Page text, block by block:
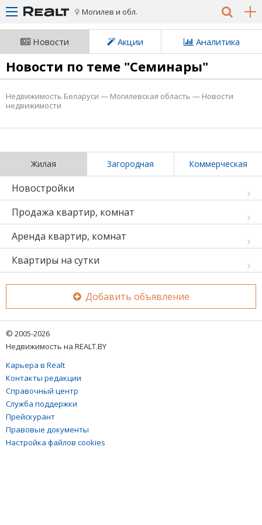
Могилев и обл.
Новости Акции Аналитика
Новости по теме "Семинары"
Недвижимость Беларуси — Могилевская область — Новости
недвижимости
Жилая Загородная Коммерческая
Новостройки
Продажа квартир, комнат
Аренда квартир, комнат
Квартиры на сутки
Добавить объявление
© 2005-2026
Недвижимость на REALT.BY
Карьера в Realt
Контакты редакции
Справочный центр
Служба поддержки
Прейскурант
Правовые документы
Настройка файлов cookies